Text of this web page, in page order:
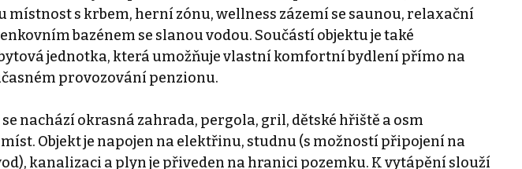
místnost s krbem, herní zónu, wellness zázemí se saunou, relaxační
bazénem se slanou vodou. Součástí objektu je také
jednotka, která umožňuje vlastní komfortní bydlení přímo na
provozování penzionu.
nachází okrasná zahrada, pergola, gril, dětské hřiště a osm
Objekt je napojen na elektřinu, studnu (s možností připojení na
kanalizaci a plyn je přiveden na hranici pozemku. K vytápění slouží